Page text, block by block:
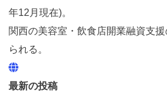
年12月現在)。
関西の美容室・飲食店開業融資支
られる。
最新の投稿